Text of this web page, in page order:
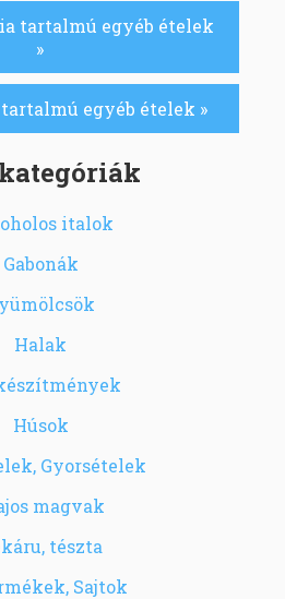
tartalmú egyéb ételek
»
egyéb ételek »
italok
Gabonák
Halak
Húsok
Gyorsételek
magvak
tészta
Sajtok